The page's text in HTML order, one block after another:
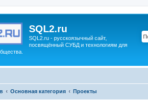
SQL2.ru
SQL2.ru - русскоязычный сайт,
посвящённый СУБД и технологиям для
Основная категория Проекты